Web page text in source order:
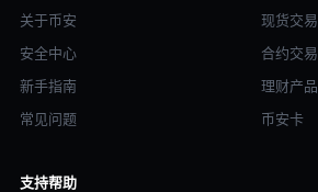
关于币安
安全中心
新手指南
常见问题
现货交易
合约交易
理财产品
币安卡
支持帮助